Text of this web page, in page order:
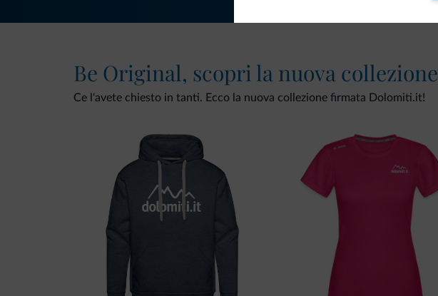
Be Original, scopri la nuova collezione
Ce l'avete chiesto in tanti. Ecco la nuova collezione firmata Dolomiti.it!